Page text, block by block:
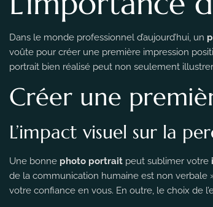
Dans le monde professionnel d’aujourd’hui, un
voûte pour créer une première impression
portrait bien réalisé peut non seulement
Créer une
L’impact visuel sur la
Une bonne photo portrait peut sublimer votre
de la communication humaine est non verbale
votre confiance en vous. En outre, le choix de